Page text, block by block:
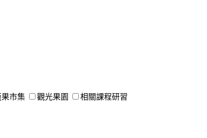
果市集 觀光果園 相關課程研習